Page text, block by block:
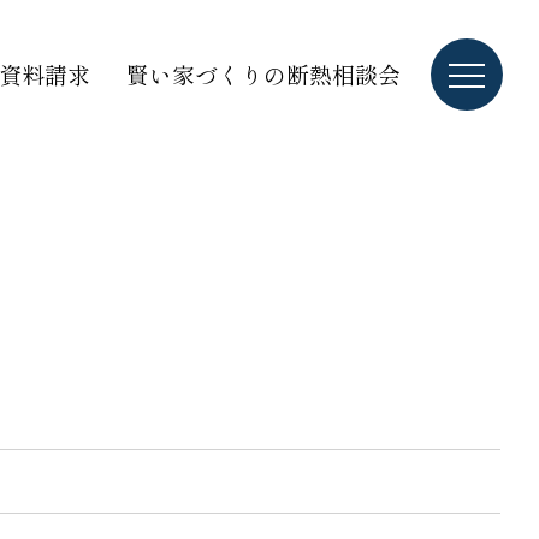
資料請求 賢い家づくりの断熱相談会